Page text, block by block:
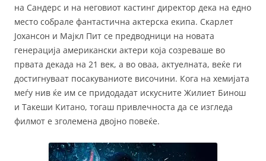
на Сандерс и на неговиот кастинг директор дека на едно
место собрале фантастична актерска екипа. Скарлет
Јохансон и Мајкл Пит се предводници на новата
генерација американски актери која созреваше во
првата декада на 21 век, а во оваа, актуелната, веќе ги
достигнуваат посакуваниоте височини. Кога на хемијата
меѓу нив ќе им се придодадат искусните Жилиет Бинош
и Такеши Китано, тогаш привлечноста да се изгледа
филмот е зголемена двојно повеќе.